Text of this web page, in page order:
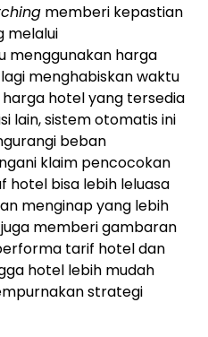
memberi kepastian
melalui
menggunakan harga
menghabiskan waktu
hotel yang tersedia
lain, sistem otomatis ini
beban
klaim pencocokan
hotel bisa lebih leluasa
menginap yang lebih
memberi gambaran
tarif hotel dan
hotel lebih mudah
strategi